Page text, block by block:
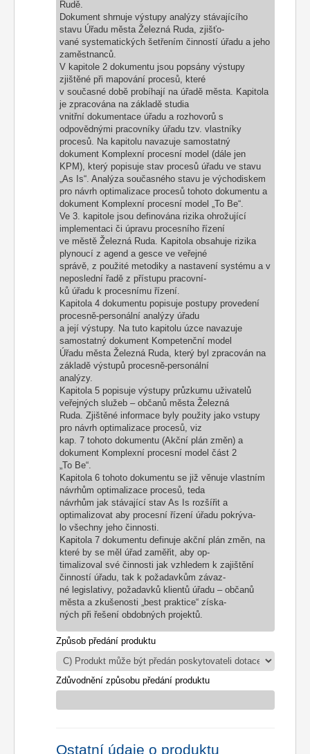
Rudě.
Dokument shrnuje výstupy analýzy stávajícího
stavu Úřadu města Železná Ruda, zjišťo-
vané systematických šetřením činností úřadu a jeho
zaměstnanců.
V kapitole 2 dokumentu jsou popsány výstupy
zjištěné při mapování procesů, které
v současné době probíhají na úřadě města. Kapitola
je zpracována na základě studia
vnitřní dokumentace úřadu a rozhovorů s
odpovědnými pracovníky úřadu tzv. vlastníky
procesů. Na kapitolu navazuje samostatný
dokument Komplexní procesní model (dále jen
KPM), který popisuje stav procesů úřadu ve stavu
„As Is“. Analýza současného stavu je východiskem
pro návrh optimalizace procesů tohoto dokumentu a
dokument Komplexní procesní model „To Be“.
Ve 3. kapitole jsou definována rizika ohrožující
implementaci či úpravu procesního řízení
ve městě Železná Ruda. Kapitola obsahuje rizika
plynoucí z agend a gesce ve veřejné
správě, z použité metodiky a nastavení systému a v
neposlední řadě z přístupu pracovní-
ků úřadu k procesnímu řízení.
Kapitola 4 dokumentu popisuje postupy provedení
procesně-personální analýzy úřadu
a její výstupy. Na tuto kapitolu úzce navazuje
samostatný dokument Kompetenční model
Úřadu města Železná Ruda, který byl zpracován na
základě výstupů procesně-personální
analýzy.
Kapitola 5 popisuje výstupy průzkumu uživatelů
veřejných služeb – občanů města Železná
Ruda. Zjištěné informace byly použity jako vstupy
pro návrh optimalizace procesů, viz
kap. 7 tohoto dokumentu (Akční plán změn) a
dokument Komplexní procesní model část 2
„To Be“.
Kapitola 6 tohoto dokumentu se již věnuje vlastním
návrhům optimalizace procesů, teda
návrhům jak stávající stav As Is rozšířit a
optimalizovat aby procesní řízení úřadu pokrýva-
lo všechny jeho činnosti.
Kapitola 7 dokumentu definuje akční plán změn, na
které by se měl úřad zaměřit, aby op-
timalizoval své činnosti jak vzhledem k zajištění
činností úřadu, tak k požadavkům závaz-
né legislativy, požadavků klientů úřadu – občanů
města a zkušenosti „best praktice“ získa-
ných při řešení obdobných projektů.
Způsob předání produktu
Zdůvodnění způsobu předání produktu
Ostatní údaje o produktu